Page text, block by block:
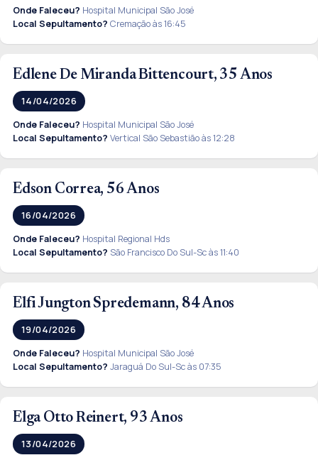
Onde Faleceu? Hospital Municipal São José
Local Sepultamento? Cremação às 16:45
Edlene De Miranda Bittencourt, 35 Anos
14/04/2026
Onde Faleceu? Hospital Municipal São José
Local Sepultamento? Vertical São Sebastião às 12:28
Edson Correa, 56 Anos
16/04/2026
Onde Faleceu? Hospital Regional Hds
Local Sepultamento? São Francisco Do Sul-Sc às 11:40
Elfi Jungton Spredemann, 84 Anos
19/04/2026
Onde Faleceu? Hospital Municipal São José
Local Sepultamento? Jaraguá Do Sul-Sc às 07:35
Elga Otto Reinert, 93 Anos
13/04/2026